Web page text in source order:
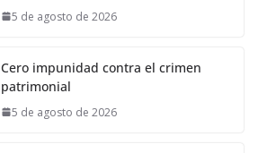
5 de agosto de 2026
Cero impunidad contra el crimen
patrimonial
5 de agosto de 2026